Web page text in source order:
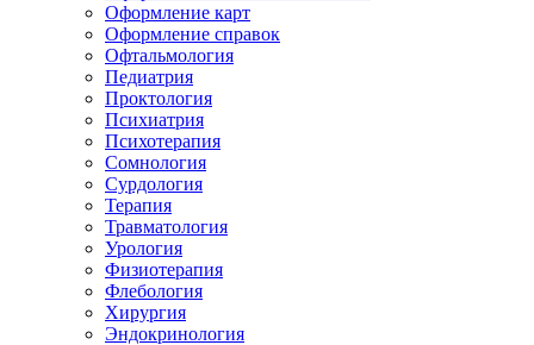
Оформление карт
Оформление справок
Офтальмология
Педиатрия
Проктология
Психиатрия
Психотерапия
Сомнология
Сурдология
Терапия
Травматология
Урология
Физиотерапия
Флебология
Хирургия
Эндокринология